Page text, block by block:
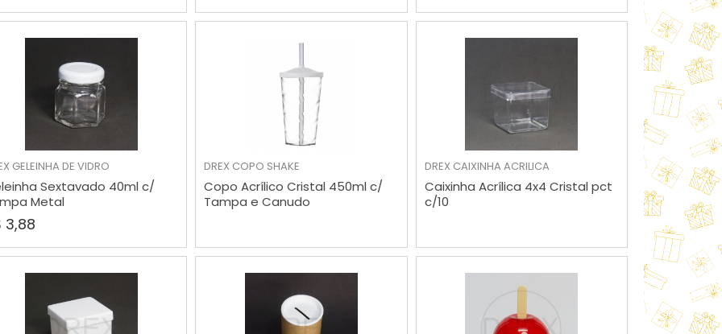
GELEINHA DE VIDRO
Sextavado 40ml c/
Metal
3,88
COMPRAR DREX COPO SHAKE
Copo Acrílico Cristal 450ml c/
Tampa e Canudo
VER MAIS DREX CAIXINHA ACRILICA
Caixinha Acrílica 4x4 Cristal pct
c/10
VER MAIS